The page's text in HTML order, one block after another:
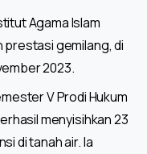
Agama Islam
prestasi gemilang, di
2023.
V Prodi Hukum
menyisihkan 23
di tanah air. Ia